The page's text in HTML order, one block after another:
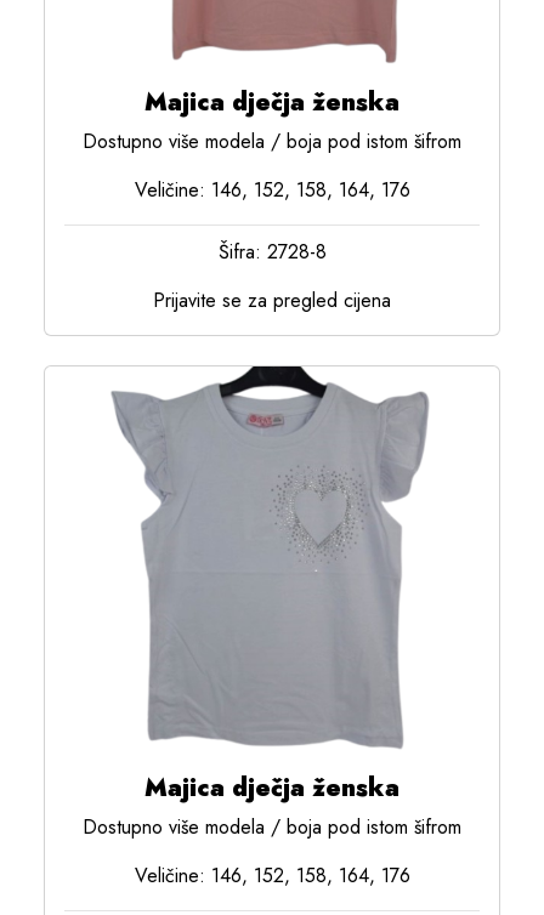
Majica dječja ženska
Dostupno više modela / boja pod istom šifrom
Veličine: 146, 152, 158, 164, 176
Šifra: 2728-8
Prijavite se za pregled cijena
Majica dječja ženska
Dostupno više modela / boja pod istom šifrom
Veličine: 146, 152, 158, 164, 176